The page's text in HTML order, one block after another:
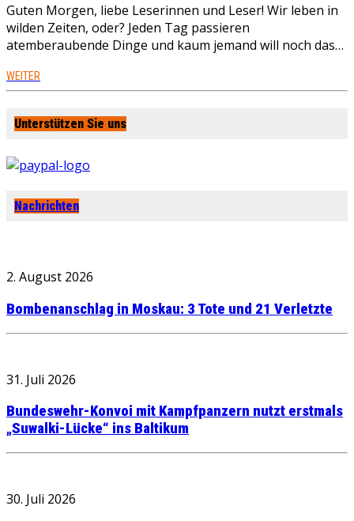
Guten Morgen, liebe Leserinnen und Leser! Wir leben in
wilden Zeiten, oder? Jeden Tag passieren
atemberaubende Dinge und kaum jemand will noch das…
WEITER
Unterstützen Sie uns
Nachrichten
2. August 2026
Bombenanschlag in Moskau: 3 Tote und 21 Verletzte
31. Juli 2026
Bundeswehr-Konvoi mit Kampfpanzern nutzt erstmals
„Suwalki-Lücke“ ins Baltikum
30. Juli 2026